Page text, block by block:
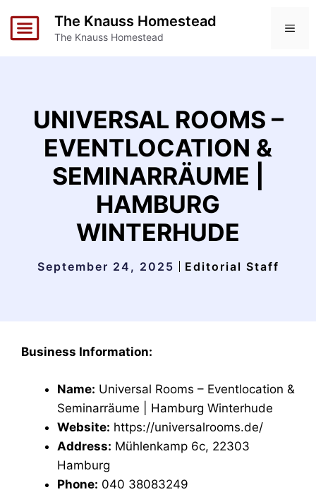
The Knauss Homestead
The Knauss Homestead
UNIVERSAL ROOMS –
EVENTLOCATION &
SEMINARRÄUME |
HAMBURG
WINTERHUDE
September 24, 2025 Editorial Staff
Business Information:
Name: Universal Rooms – Eventlocation &
Seminarräume | Hamburg Winterhude
Website: https://universalrooms.de/
Address: Mühlenkamp 6c, 22303
Hamburg
Phone: 040 38083249